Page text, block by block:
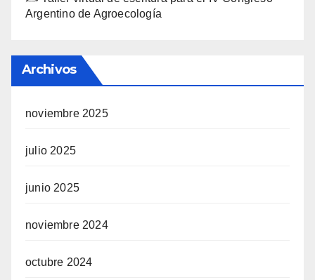
Argentino de Agroecología
Archivos
noviembre 2025
julio 2025
junio 2025
noviembre 2024
octubre 2024